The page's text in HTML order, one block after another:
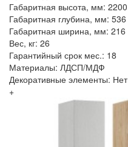
Габаритная высота, мм: 2200
Габаритная глубина, мм: 536
Габаритная ширина, мм: 216
Вес, кг: 26
Гарантийный срок мес.: 18
Материалы: ЛДСП/МДФ
Декоративные элементы: Нет
+